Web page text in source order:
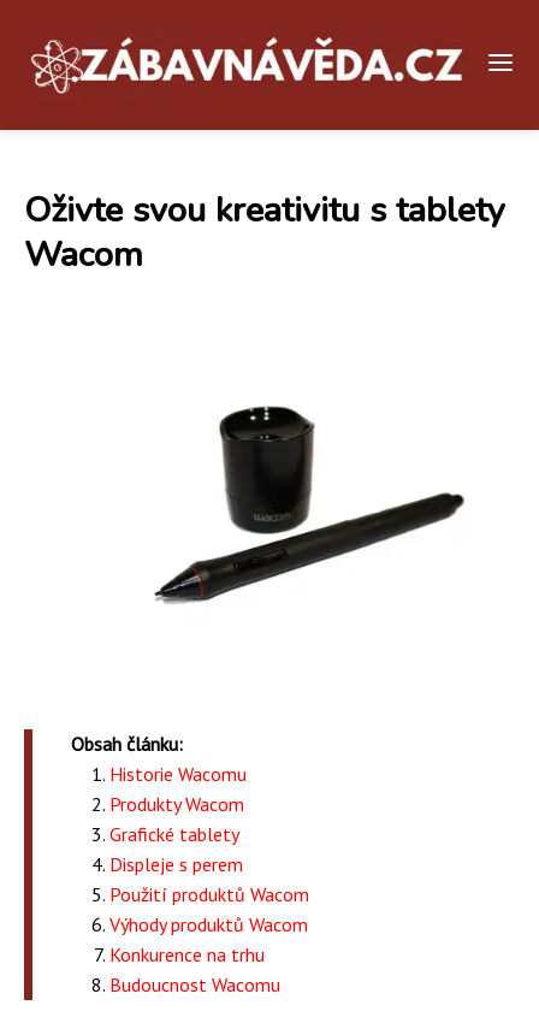
Oživte svou kreativitu s tablety
Wacom
Obsah článku:
Historie Wacomu
Produkty Wacom
Grafické tablety
Displeje s perem
Použití produktů Wacom
Výhody produktů Wacom
Konkurence na trhu
Budoucnost Wacomu